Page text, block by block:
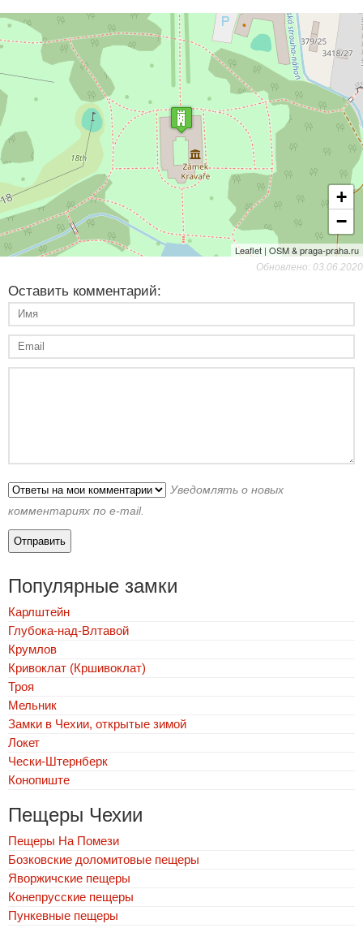
+
−
Leaflet | OSM & praga-praha.ru
Обновлено: 03.06.2020
Оставить комментарий:
Уведомлять о новых
комментариях по e-mail.
Популярные замки
Карлштейн
Глубока-над-Влтавой
Крумлов
Кривоклат (Кршивоклат)
Троя
Мельник
Замки в Чехии, открытые зимой
Локет
Чески-Штернберк
Конопиште
Пещеры Чехии
Пещеры На Помези
Бозковские доломитовые пещеры
Яворжичские пещеры
Конепрусские пещеры
Пункевныe пещеры